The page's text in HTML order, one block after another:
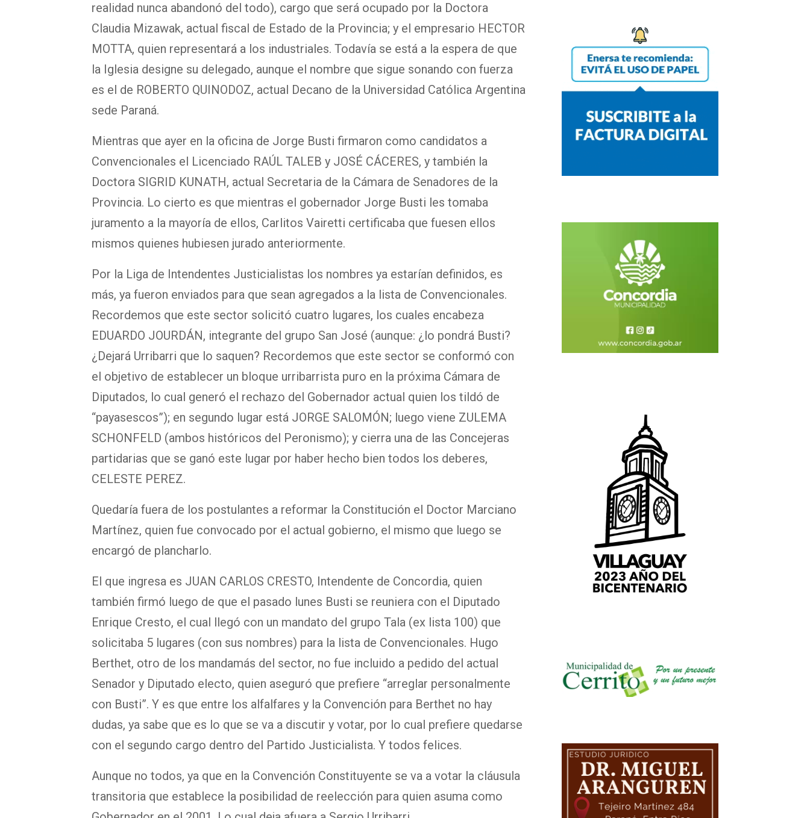
realidad nunca abandonó del todo), cargo que será ocupado por la Doctora
Claudia Mizawak, actual fiscal de Estado de la Provincia; y el empresario HECTOR
MOTTA, quien representará a los industriales. Todavía se está a la espera de que
la Iglesia designe su delegado, aunque el nombre que sigue sonando con fuerza
es el de ROBERTO QUINODOZ, actual Decano de la Universidad Católica Argentina
sede Paraná.
Mientras que ayer en la oficina de Jorge Busti firmaron como candidatos a
Convencionales el Licenciado RAÚL TALEB y JOSÉ CÁCERES, y también la
Doctora SIGRID KUNATH, actual Secretaria de la Cámara de Senadores de la
Provincia. Lo cierto es que mientras el gobernador Jorge Busti les tomaba
juramento a la mayoría de ellos, Carlitos Vairetti certificaba que fuesen ellos
mismos quienes hubiesen jurado anteriormente.
Por la Liga de Intendentes Justicialistas los nombres ya estarían definidos, es
más, ya fueron enviados para que sean agregados a la lista de Convencionales.
Recordemos que este sector solicitó cuatro lugares, los cuales encabeza
EDUARDO JOURDÁN, integrante del grupo San José (aunque: ¿lo pondrá Busti?
¿Dejará Urribarri que lo saquen? Recordemos que este sector se conformó con
el objetivo de establecer un bloque urribarrista puro en la próxima Cámara de
Diputados, lo cual generó el rechazo del Gobernador actual quien los tildó de
“payasescos”); en segundo lugar está JORGE SALOMÓN; luego viene ZULEMA
SCHONFELD (ambos históricos del Peronismo); y cierra una de las Concejeras
partidarias que se ganó este lugar por haber hecho bien todos los deberes,
CELESTE PEREZ.
Quedaría fuera de los postulantes a reformar la Constitución el Doctor Marciano
Martínez, quien fue convocado por el actual gobierno, el mismo que luego se
encargó de plancharlo.
El que ingresa es JUAN CARLOS CRESTO, Intendente de Concordia, quien
también firmó luego de que el pasado lunes Busti se reuniera con el Diputado
Enrique Cresto, el cual llegó con un mandato del grupo Tala (ex lista 100) que
solicitaba 5 lugares (con sus nombres) para la lista de Convencionales. Hugo
Berthet, otro de los mandamás del sector, no fue incluido a pedido del actual
Senador y Diputado electo, quien aseguró que prefiere “arreglar personalmente
con Busti”. Y es que entre los alfalfares y la Convención para Berthet no hay
dudas, ya sabe que es lo que se va a discutir y votar, por lo cual prefiere quedarse
con el segundo cargo dentro del Partido Justicialista. Y todos felices.
Aunque no todos, ya que en la Convención Constituyente se va a votar la cláusula
transitoria que establece la posibilidad de reelección para quien asuma como